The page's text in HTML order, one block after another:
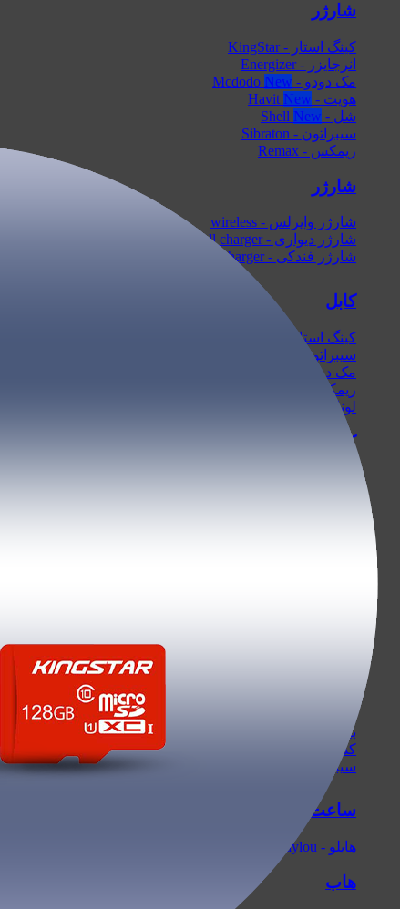
شارژر
کینگ استار - KingStar
انرجایزر - Energizer
مک دودو - Mcdodo
هویت - Havit
شل - Shell
سیبراتون - Sibraton
ریمکس - Remax
شارژر
شارژر وایرلس - wireless
شارژر دیواری - wall charger
شارژر فندکی - car charger
کابل
کینگ استار - KingStar
سیبراتون - Sibraton
مک دودو - Mcdodo
ریمکس - Remax
لونارک - Lonark
کابل
بیوین - Biwin
کداک - Kodak
سیبراتون - Sibraton
ساعت هوشمند
هایلو - Haylou
هاب